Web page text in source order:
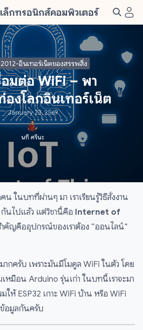
ล็กทรอนิกส์คอมพิวเตอร์
อินเทอร์เน็ตของสรรพสิ่ง
อมต่อ WiFi – พา
องโลกอินเทอร์เน็ต
January 23, 2569
นที ศรีนะ
ในบทที่ผ่านๆ มา เราเรียนรู้วิธีสั่งงาน
นไปแล้ว แต่วิชานี้คือ Internet of
คัญคืออุปกรณ์ของเราต้อง “ออนไลน์”
ากครับ เพราะมันมีโมดูล WiFi ในตัว โดย
หมือน Arduino รุ่นเก่า ในบทนี้เราจะมา
ให้ ESP32 เกาะ WiFi บ้าน หรือ WiFi
ข้อมูลกันครับ